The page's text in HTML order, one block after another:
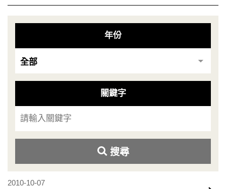
年份
關鍵字
搜尋
2010-10-07